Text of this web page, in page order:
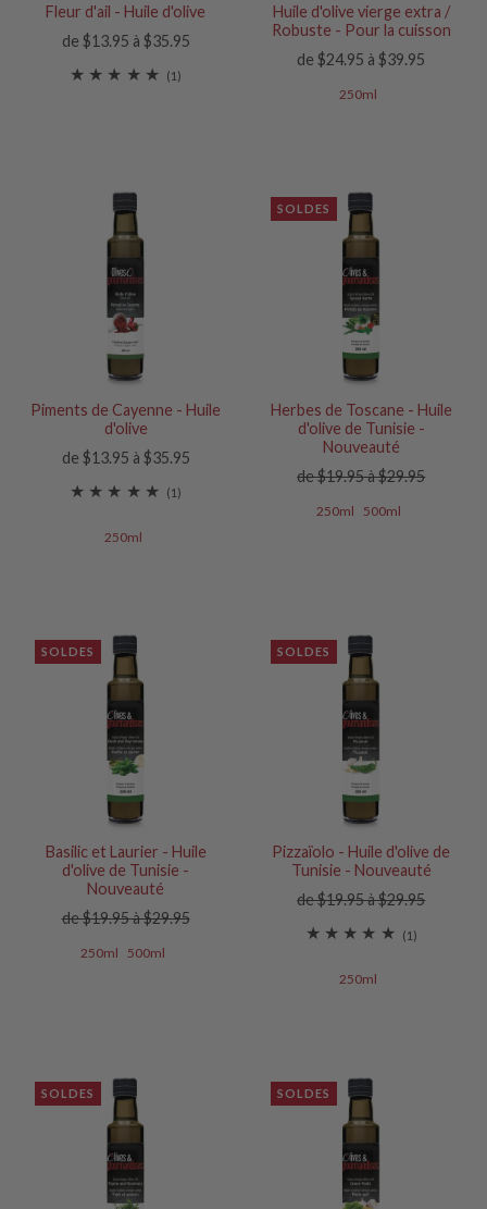
Fleur d'ail - Huile d'olive
de $13.95 à $35.95
(1)
Huile d'olive vierge extra /
Robuste - Pour la cuisson
de $24.95 à $39.95
250ml
Piments de Cayenne - Huile
d'olive
de $13.95 à $35.95
(1)
250ml
SOLDES
Herbes de Toscane - Huile
d'olive de Tunisie -
Nouveauté
de $19.95 à $29.95
250ml 500ml
SOLDES
Basilic et Laurier - Huile
d'olive de Tunisie -
Nouveauté
de $19.95 à $29.95
250ml 500ml
SOLDES
Pizzaïolo - Huile d'olive de
Tunisie - Nouveauté
de $19.95 à $29.95
(1)
250ml
SOLDES SOLDES